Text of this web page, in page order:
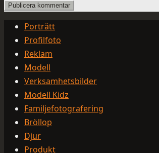
Porträtt
Profilfoto
Reklam
Modell
Verksamhetsbilder
Modell Kidz
Familjefotografering
Bröllop
Djur
Produkt